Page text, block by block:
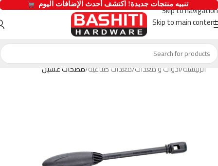
Skip to navigation
Skip to main content
الرئيسية أدوات و معدات معدات صناعية مضخات غسيل
  تنبيه منتجات جديدة! اكتشف أحدث الإضافات اليوم